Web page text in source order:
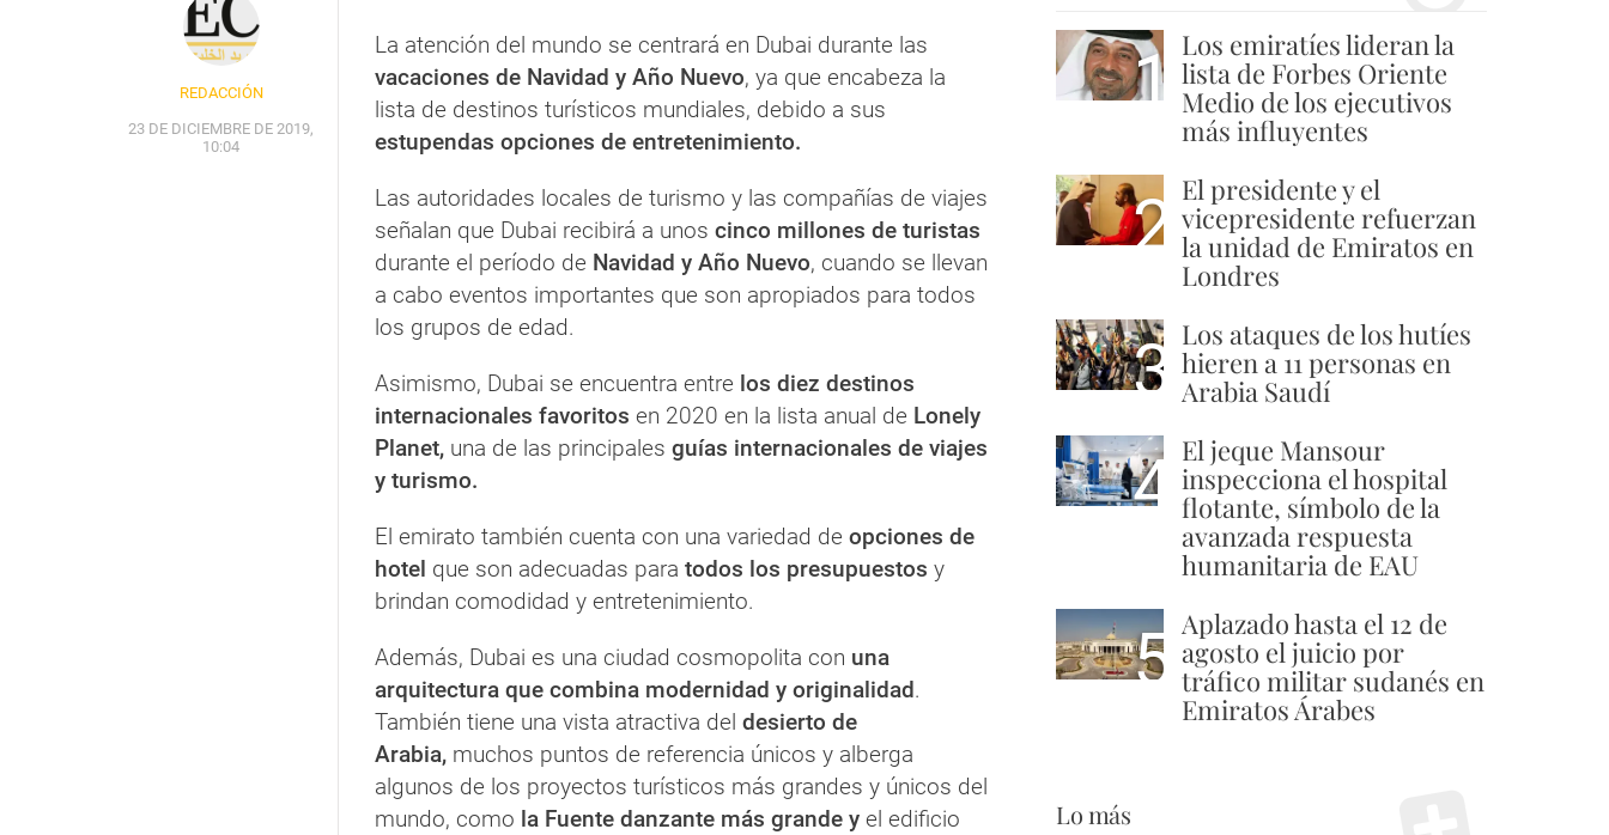
REDACCIÓN
23 DE DICIEMBRE DE 2019,
10:04
La atención del mundo se centrará en Dubai durante las
vacaciones de Navidad y Año Nuevo, ya que encabeza la
lista de destinos turísticos mundiales, debido a sus
estupendas opciones de entretenimiento.
Las autoridades locales de turismo y las compañías de viajes
señalan que Dubai recibirá a unos cinco millones de turistas
durante el período de Navidad y Año Nuevo, cuando se llevan
a cabo eventos importantes que son apropiados para todos
los grupos de edad.
Asimismo, Dubai se encuentra entre los diez destinos
internacionales favoritos en 2020 en la lista anual de Lonely
Planet, una de las principales guías internacionales de viajes
y turismo.
El emirato también cuenta con una variedad de opciones de
hotel que son adecuadas para todos los presupuestos y
brindan comodidad y entretenimiento.
Además, Dubai es una ciudad cosmopolita con una
arquitectura que combina modernidad y originalidad.
También tiene una vista atractiva del desierto de
Arabia, muchos puntos de referencia únicos y alberga
algunos de los proyectos turísticos más grandes y únicos del
mundo, como la Fuente danzante más grande y el edificio
1 Los emiratíes lideran la
lista de Forbes Oriente
Medio de los ejecutivos
más influyentes
2 El presidente y el
vicepresidente refuerzan
la unidad de Emiratos en
Londres
3 Los ataques de los hutíes
hieren a 11 personas en
Arabia Saudí
4 El jeque Mansour
inspecciona el hospital
flotante, símbolo de la
avanzada respuesta
humanitaria de EAU
5 Aplazado hasta el 12 de
agosto el juicio por
tráfico militar sudanés en
Emiratos Árabes
Lo más